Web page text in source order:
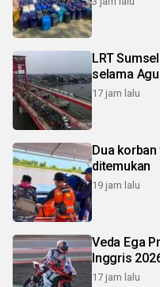
LRT
selama
17 jam lalu
Dua
ditemukan
19 jam lalu
Veda Ega
Inggris
17 jam lalu